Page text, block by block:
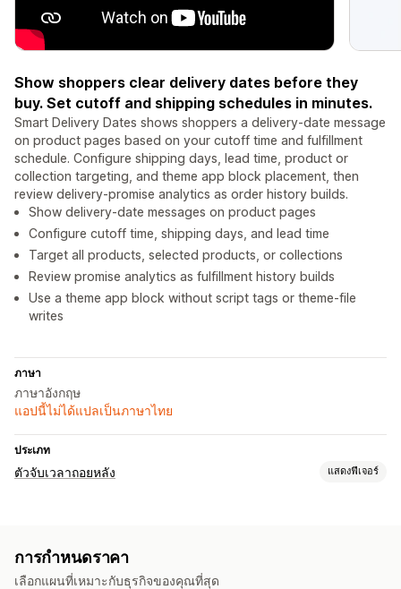
Show shoppers clear delivery dates before they
buy. Set cutoff and shipping schedules in minutes.
Smart Delivery Dates shows shoppers a delivery-date message
on product pages based on your cutoff time and fulfillment
schedule. Configure shipping days, lead time, product or
collection targeting, and theme app block placement, then
review delivery-promise analytics as order history builds.
Show delivery-date messages on product pages
Configure cutoff time, shipping days, and lead time
Target all products, selected products, or collections
Review promise analytics as fulfillment history builds
Use a theme app block without script tags or theme-file
writes
ภาษา
ภาษาอังกฤษ
แอปนี้ไม่ได้แปลเป็นภาษาไทย
ประเภท
ตัวจับเวลาถอยหลัง แสดงฟีเจอร์
ตัวเลือกการกำหนดเวลา
การกำหนดราคา
เลือกแผนที่เหมาะกับธุรกิจของคุณที่สุด